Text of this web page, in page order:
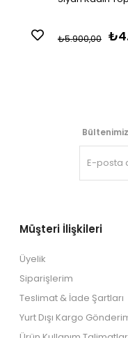
₺5.900,00
Müşteri İlişkileri
Üyelik
Siparişlerim
Teslimat & İade Şartları
Yurt Dışı Kargo